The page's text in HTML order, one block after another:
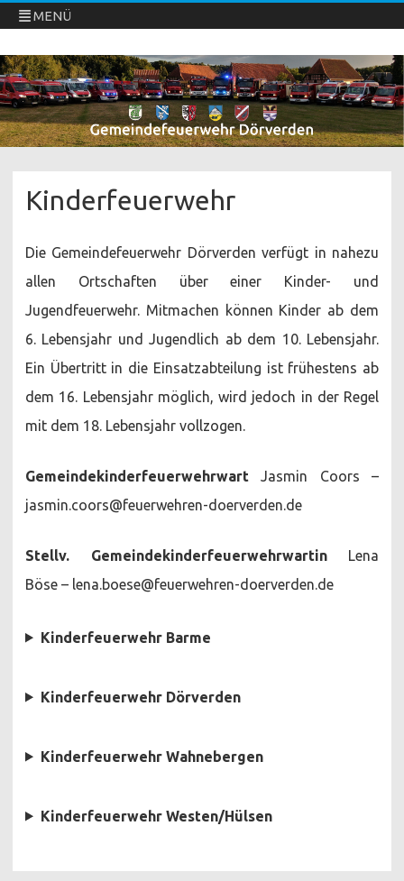
MENÜ
Freiwillige Feuerwehren Dörverden
Direkt
zum
Inhalt
springen
Kinderfeuerwehr
Die Gemeindefeuerwehr Dörverden verfügt in nahezu
allen Ortschaften über einer Kinder- und
Jugendfeuerwehr. Mitmachen können Kinder ab dem
6. Lebensjahr und Jugendlich ab dem 10. Lebensjahr.
Ein Übertritt in die Einsatzabteilung ist frühestens ab
dem 16. Lebensjahr möglich, wird jedoch in der Regel
mit dem 18. Lebensjahr vollzogen.
Gemeindekinderfeuerwehrwart Jasmin Coors –
jasmin.coors@feuerwehren-doerverden.de
Stellv. GemeindekinderfeuerwehrwartinLena
Böse – lena.boese@feuerwehren-doerverden.de
Kinderfeuerwehr Barme
Kinderfeuerwehr Dörverden
Kinderfeuerwehr Wahnebergen
Kinderfeuerwehr Westen/Hülsen